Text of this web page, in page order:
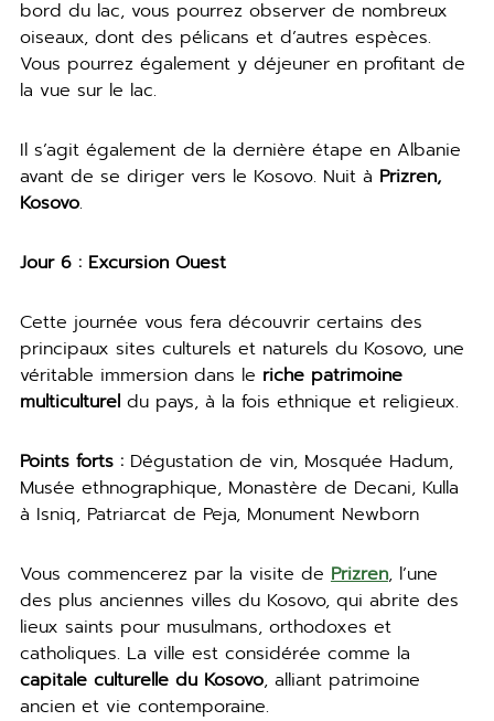
bord du lac, vous pourrez observer de nombreux
oiseaux, dont des pélicans et d’autres espèces.
Vous pourrez également y déjeuner en profitant de
la vue sur le lac.
Il s’agit également de la dernière étape en Albanie
avant de se diriger vers le Kosovo. Nuit à Prizren,
Kosovo.
Jour 6 : Excursion Ouest
Cette journée vous fera découvrir certains des
principaux sites culturels et naturels du Kosovo, une
véritable immersion dans le riche patrimoine
multicultureldu pays, à la fois ethnique et religieux.
Points forts :Dégustation de vin, Mosquée Hadum,
Musée ethnographique, Monastère de Decani, Kulla
à Isniq, Patriarcat de Peja, Monument Newborn
Vous commencerez par la visite de Prizren, l’une
des plus anciennes villes du Kosovo, qui abrite des
lieux saints pour musulmans, orthodoxes et
catholiques. La ville est considérée comme la
capitale culturelle du Kosovo, alliant patrimoine
ancien et vie contemporaine.